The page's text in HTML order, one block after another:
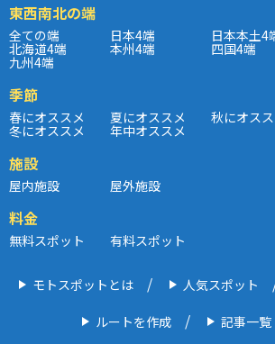
東西南北の端
全ての端 日本4端 日本本土4
北海道4端 本州4端 四国4端
九州4端
季節
春にオススメ 夏にオススメ 秋にオス
冬にオススメ 年中オススメ
施設
屋内施設 屋外施設
料金
無料スポット 有料スポット
モトスポットとは 人気スポット
ルートを作成 記事一覧